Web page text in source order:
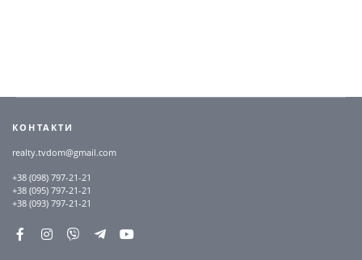
КОНТАКТИ
realty.tvdom@gmail.com
+38 (098) 797-21-21
+38 (095) 797-21-21
+38 (093) 797-21-21